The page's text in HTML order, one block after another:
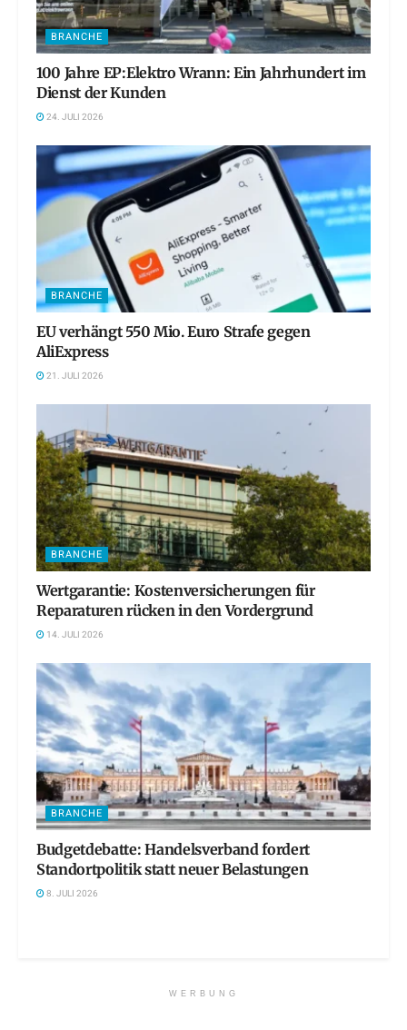
BRANCHE
100 Jahre EP:Elektro Wrann: Ein Jahrhundert im
Dienst der Kunden
24. JULI 2026
BRANCHE
EU verhängt 550 Mio. Euro Strafe gegen
AliExpress
21. JULI 2026
BRANCHE
Wertgarantie: Kostenversicherungen für
Reparaturen rücken in den Vordergrund
14. JULI 2026
BRANCHE
Budgetdebatte: Handelsverband fordert
Standortpolitik statt neuer Belastungen
8. JULI 2026
WERBUNG